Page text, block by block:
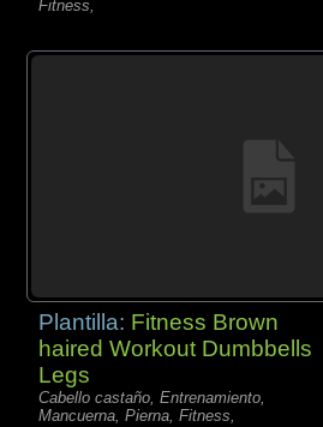
Fitness,
Plantilla: Fitness Brown
haired Workout Dumbbells
Legs
Cabello castaño, Entrenamiento,
Mancuerna, Pierna, Fitness,